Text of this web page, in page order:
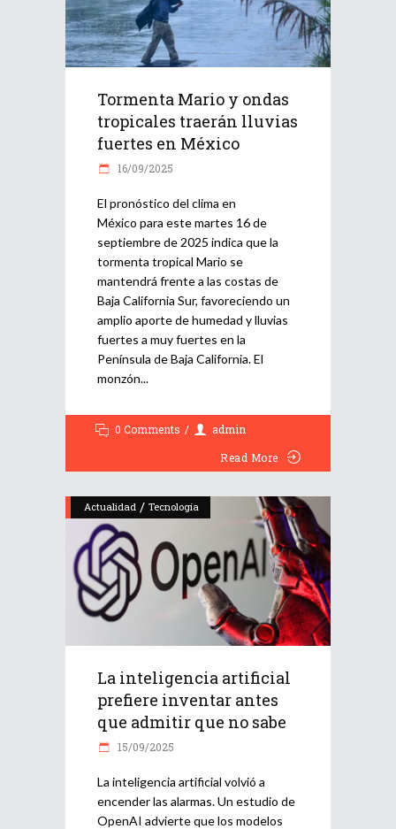
Tormenta Mario y ondas
tropicales traerán lluvias
fuertes en México
16/09/2025
El pronóstico del clima en
México para este martes 16 de
septiembre de 2025 indica que la
tormenta tropical Mario se
mantendrá frente a las costas de
Baja California Sur, favoreciendo un
amplio aporte de humedad y lluvias
fuertes a muy fuertes en la
Península de Baja California. El
monzón
0 Comments
admin
Read More
Actualidad / Tecnología
La inteligencia artificial
prefiere inventar antes
que admitir que no sabe
15/09/2025
La inteligencia artificial volvió a
encender las alarmas. Un estudio de
OpenAI advierte que los modelos